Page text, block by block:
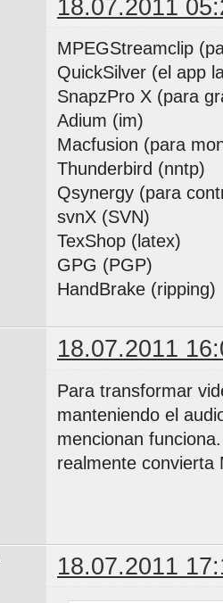
18.07.2011
MPEGStreamclip
QuickSilver (el app
SnapzPro X (para
Adium (im)
Macfusion (para
Thunderbird (nntp)
Qsynergy (para
svnX (SVN)
TexShop (latex)
GPG (PGP)
HandBrake (ripping)
18.07.2011
Para transformar
manteniendo el
mencionan
realmente convierta
18.07.2011